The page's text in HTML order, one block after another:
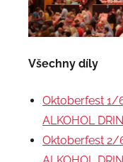
Všechny díly
Oktoberfest 1/
ALKOHOL
Oktoberfest 2/